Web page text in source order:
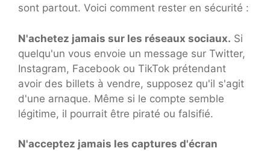
sont partout. Voici comment rester en sécurité :
N'achetez jamais sur les réseaux sociaux. Si
quelqu'un vous envoie un message sur Twitter,
Instagram, Facebook ou TikTok prétendant
avoir des billets à vendre, supposez qu'il s'agit
d'une arnaque. Même si le compte semble
légitime, il pourrait être piraté ou falsifié.
N'acceptez jamais les captures d'écran